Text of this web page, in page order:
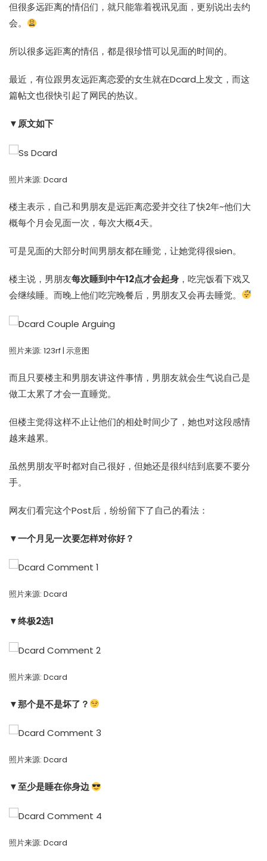
但很多远距离的情侣们，就只能靠着视讯见面，更别说出去约
会。
所以很多远距离的情侣，都是很珍惜可以见面的时间的。
最近，有位跟男友远距离恋爱的女生就在Dcard上发文，而这
篇帖文也很快引起了网民的热议。
▼原文如下
照片来源: Dcard
楼主表示，自己和男朋友是远距离恋爱并交往了快2年~他们大
概每个月会见面一次，每次大概4天。
可是见面的大部分时间男朋友都在睡觉，让她觉得很sien。
楼主说，男朋友每次睡到中午12点才会起身 ，吃完饭看下戏又
会继续睡。而晚上他们吃完晚餐后，男朋友又会再去睡觉。
照片来源: 123rf | 示意图
而且只要楼主和男朋友讲这件事情，男朋友就会生气说自己是
做工太累了才会一直睡觉。
但楼主觉得这样不止让他们的相处时间少了，她也对这段感情
越来越累。
虽然男朋友平时都对自己很好，但她还是很纠结到底要不要分
手。
网友们看完这个Post后，纷纷留下了自己的看法：
▼一个月见一次要怎样对你好？
照片来源: Dcard
▼终极2选1
照片来源: Dcard
▼那个是不是坏了？
照片来源: Dcard
▼至少是睡在你身边
照片来源: Dcard